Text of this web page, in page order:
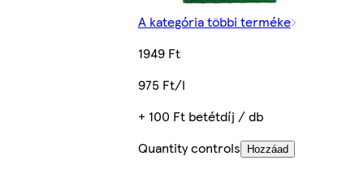
A kategória többi terméke
1949 Ft
975 Ft/l
+ 100 Ft betétdíj / db
Quantity controls
Hozzáad